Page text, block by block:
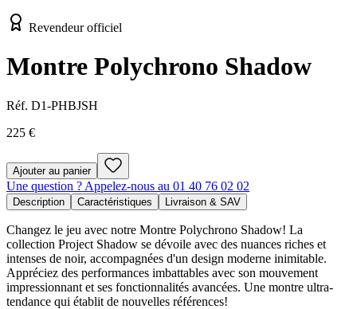
Revendeur officiel
Montre Polychrono Shadow
Réf. D1-PHBJSH
225 €
Ajouter au panier
Une question ? Appelez-nous au 01 40 76 02 02
Description Caractéristiques Livraison & SAV
Changez le jeu avec notre Montre Polychrono Shadow! La
collection Project Shadow se dévoile avec des nuances riches et
intenses de noir, accompagnées d'un design moderne inimitable.
Appréciez des performances imbattables avec son mouvement
impressionnant et ses fonctionnalités avancées. Une montre ultra-
tendance qui établit de nouvelles références!